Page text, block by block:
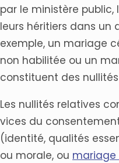
par le ministère public,
leurs héritiers dans un
exemple, un mariage
non habilitée ou un
constituent des
Les nullités relatives
vices du
(identité, qualités
ou morale, ou mariage